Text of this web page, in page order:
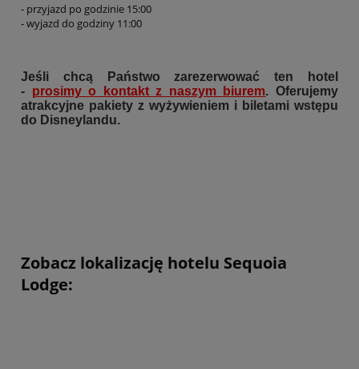
- przyjazd po godzinie 15:00
- wyjazd do godziny 11:00
Jeśli chcą Państwo zarezerwować ten hotel
- prosimy o kontakt z naszym biurem. Oferujemy
atrakcyjne pakiety z wyżywieniem i biletami wstępu
do Disneylandu.
Zobacz lokalizację hotelu Sequoia
Lodge: